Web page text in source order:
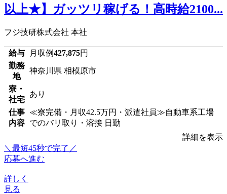
以上★】ガッツリ稼げる！高時給2100...
フジ技研株式会社 本社
給与 月収例427,875円
勤務
地
神奈川県 相模原市
寮・
社宅
あり
仕事
内容
≪寮完備・月収42.5万円・派遣社員≫自動車系工場
でのバリ取り・溶接 日勤
詳細を表示
＼最短45秒で完了／
応募へ進む
詳しく
見る